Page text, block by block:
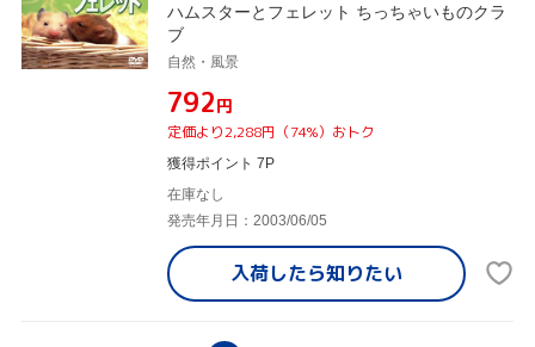
ハムスターとフェレット ちっちゃいものクラ
ブ
自然・風景
¥792円
定価より2,288円（74%）おトク
獲得ポイント 7P
在庫なし
発売年月日：2003/06/05
入荷したら知りたい